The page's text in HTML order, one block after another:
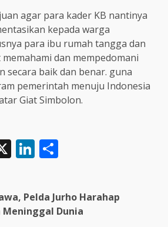
agar para kader KB nantinya
kepada warga
para ibu rumah tangga dan
dan mempedomani
secara baik dan benar. guna
pemerintah menuju Indonesia
Giat Simbolon.
X LinkedIn
Pelda Jurho Harahap
Meninggal Dunia